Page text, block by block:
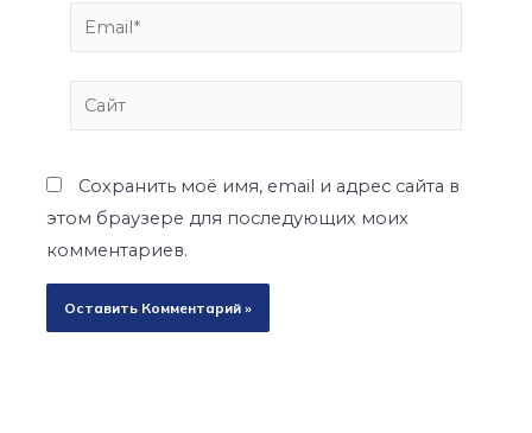
Email*
Сайт
Сохранить моё имя, email и адрес сайта в
этом браузере для последующих моих
комментариев.